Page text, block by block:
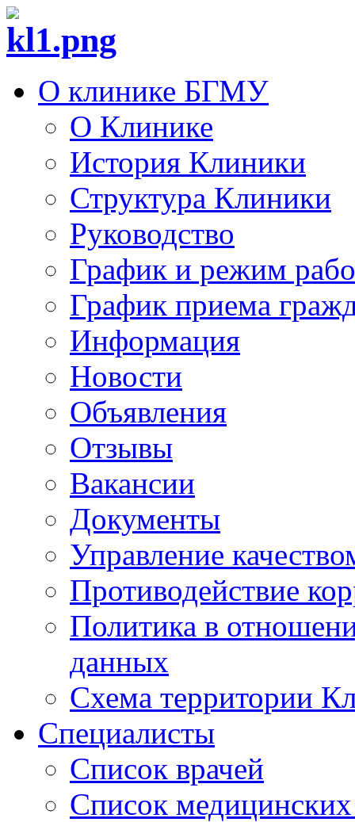
О клинике БГМУ
О Клинике
История Клиники
Структура Клиники
Руководство
График и режим
График приема
Информация
Новости
Объявления
Отзывы
Вакансии
Документы
Управление
Противодействие
Политика в
данных
Схема территории
Специалисты
Список врачей
Список медицинских